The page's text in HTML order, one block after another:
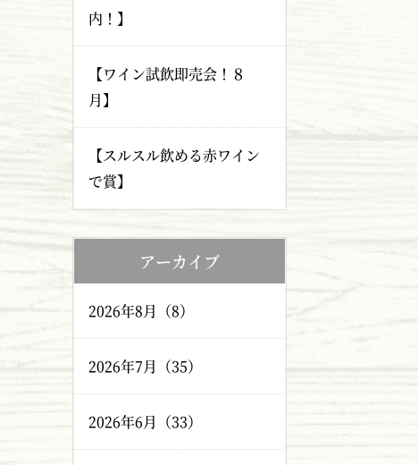
内！】
【ワイン試飲即売会！８
月】
【スルスル飲める赤ワイン
で賞】
アーカイブ
2026年8月（8）
2026年7月（35）
2026年6月（33）